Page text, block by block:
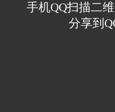
手机QQ扫描二
分享到